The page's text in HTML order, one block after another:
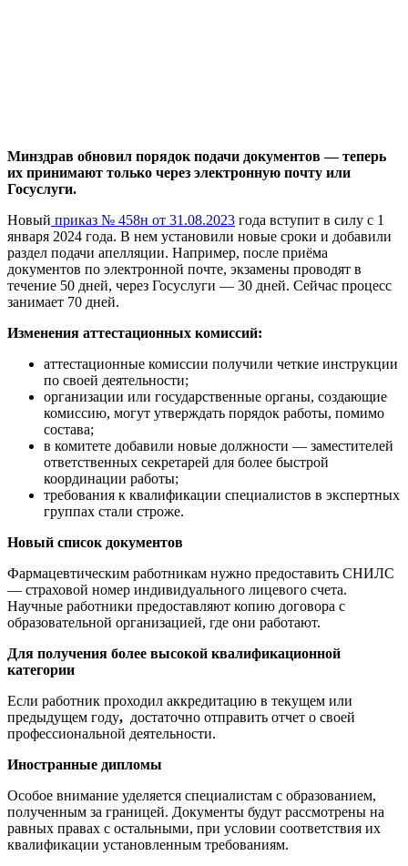
Минздрав обновил порядок подачи документов — теперь
их принимают только через электронную почту или
Госуслуги.
Новый приказ № 458н от 31.08.2023 года вступит в силу с 1
января 2024 года. В нем установили новые сроки и добавили
раздел подачи апелляции. Например, после приёма
документов по электронной почте, экзамены проводят в
течение 50 дней, через Госуслуги — 30 дней. Сейчас процесс
занимает 70 дней.
Изменения аттестационных комиссий:
аттестационные комиссии получили четкие инструкции
по своей деятельности;
организации или государственные органы, создающие
комиссию, могут утверждать порядок работы, помимо
состава;
в комитете добавили новые должности — заместителей
ответственных секретарей для более быстрой
координации работы;
требования к квалификации специалистов в экспертных
группах стали строже.
Новый список документов
Фармацевтическим работникам нужно предоставить СНИЛС
— страховой номер индивидуального лицевого счета.
Научные работники предоставляют копию договора с
образовательной организацией, где они работают.
Для получения более высокой квалификационной
категории
Если работник проходил аккредитацию в текущем или
предыдущем году, достаточно отправить отчет о своей
профессиональной деятельности.
Иностранные дипломы
Особое внимание уделяется специалистам с образованием,
полученным за границей. Документы будут рассмотрены на
равных правах с остальными, при условии соответствия их
квалификации установленным требованиям.